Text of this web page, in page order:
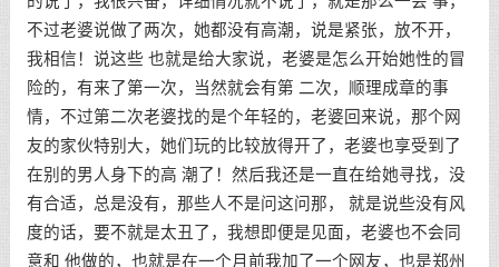
不过老婆说做了两次，她都没有高潮，说是紧张，放不开，
我相信！说这些 也就是给大家说，老婆是怎么开始她性的冒
险的，有来了第一次，当然就会有第 二次，顺理成章的事
情，不过第二次老婆找的是个年轻的，老婆回来说，那个网
友的家伙特别大，她们玩的比较放得开了，老婆也享受到了
在别的男人身下的高 潮了！然后我还是一直在给她寻找，没
有合适，总是没有，那些人不是问这问那， 就是说些没有风
度的话，要不就是太丑了，我想即便是见面，老婆也不会同
意和 他做的，也就是在一个月前我加了一个网友，也是郑州